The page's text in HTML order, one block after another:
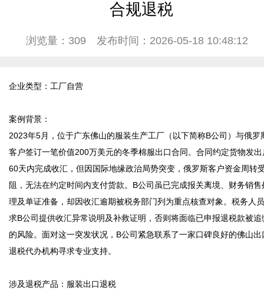
合规退税
浏览量：309 发布时间：2026-05-18 10:48:12
企业类型：工厂自营
案例背景：
2023年5月，位于广东佛山的服装生产工厂（以下简称B公司）与俄罗
客户签订一笔价值200万美元的冬季棉服出口合同。合同约定货物发出
60天内完成收汇，但因国际地缘政治局势突变，俄罗斯客户资金周转
阻，无法在约定时间内支付货款。B公司虽已完成报关离境、财务销售
理及单证准备，却因收汇逾期被税务部门列为重点核查对象。税务人
求B公司提供收汇异常说明及补救证明，否则将面临已申报退税款被追
的风险。面对这一突发状况，B公司紧急联系了一家口碑良好的佛山出
退税代办机构寻求专业支持。
涉及退税产品：服装出口退税